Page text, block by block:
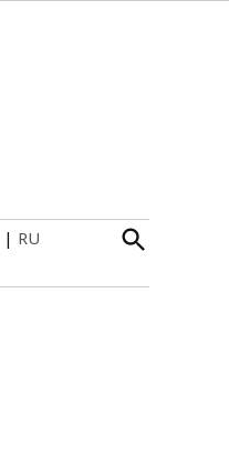
| RU
Open
Search